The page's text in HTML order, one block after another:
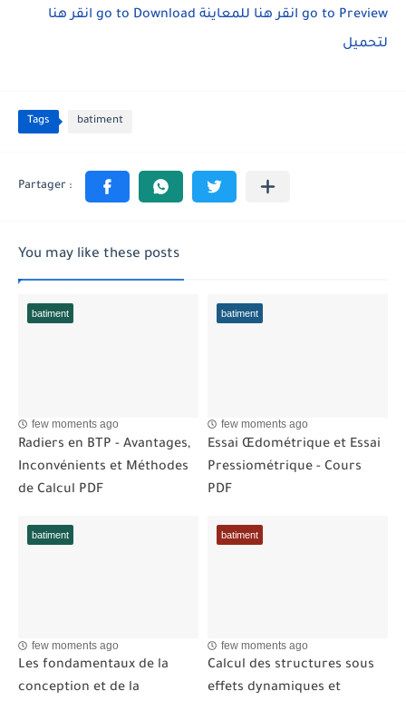
go to Preview انقر هنا للمعاينة go to Download انقر هنا
لتحميل
Tags batiment
You may like these posts
batiment
few moments ago
Radiers en BTP - Avantages,
Inconvénients et Méthodes
de Calcul PDF
batiment
few moments ago
Essai Œdométrique et Essai
Pressiométrique - Cours
PDF
batiment
few moments ago
Les fondamentaux de la
conception et de la
batiment
few moments ago
Calcul des structures sous
effets dynamiques et